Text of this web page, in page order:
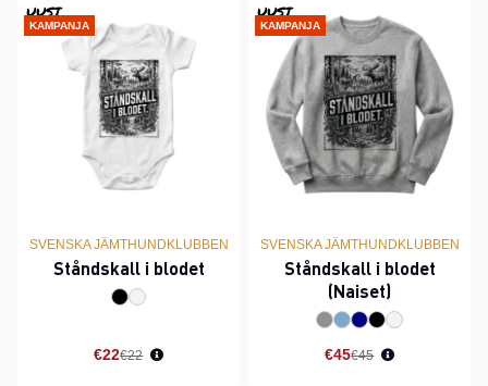
UUSI
KAMPANJA
SVENSKA JÄMTHUNDKLUBBEN
Ståndskall i blodet
€22 Normaali hinta
€22
UUSI
KAMPANJA
SVENSKA JÄMTHUNDKLUBBEN
Ståndskall i blodet
(Naiset)
€45 Normaali hinta
€45